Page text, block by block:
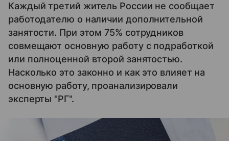
Каждый третий житель России не сообщает
работодателю о наличии дополнительной
занятости. При этом 75% сотрудников
совмещают основную работу с подработкой
или полноценной второй занятостью.
Насколько это законно и как это влияет на
основную работу, проанализировали
эксперты "РГ".